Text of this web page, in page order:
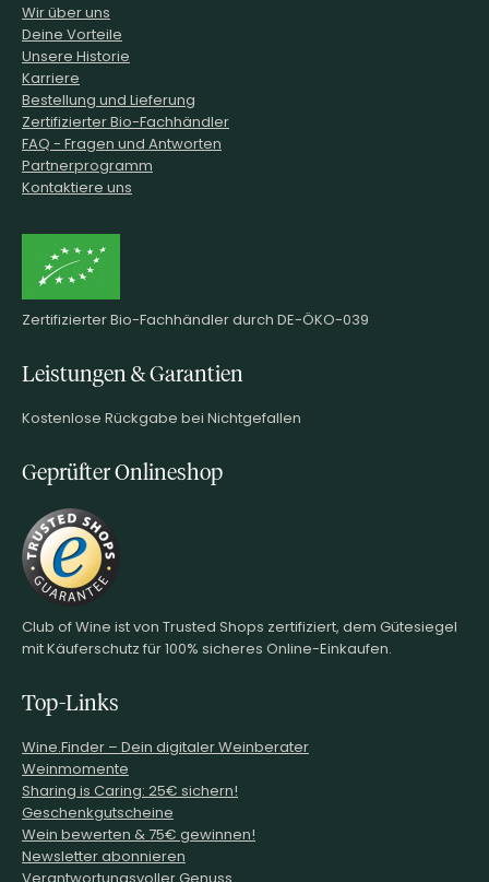
Wir über uns
Deine Vorteile
Unsere Historie
Karriere
Bestellung und Lieferung
Zertifizierter Bio-Fachhändler
FAQ - Fragen und Antworten
Partnerprogramm
Kontaktiere uns
Zertifizierter Bio-Fachhändler durch DE-ÖKO-039
Leistungen & Garantien
Kostenlose Rückgabe bei Nichtgefallen
Geprüfter Onlineshop
Club of Wine ist von Trusted Shops zertifiziert, dem Gütesiegel
mit Käuferschutz für 100% sicheres Online-Einkaufen.
Top-Links
Wine.Finder – Dein digitaler Weinberater
Weinmomente
Sharing is Caring: 25€ sichern!
Geschenkgutscheine
Wein bewerten & 75€ gewinnen!
Newsletter abonnieren
Verantwortungsvoller Genuss